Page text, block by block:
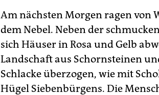
Am nächsten Morgen ragen von
dem Nebel. Neben der
sich Häuser in Rosa und Gelb
Landschaft aus Schornsteinen
Schlacke überzogen, wie mit
Hügel Siebenbürgens. Die